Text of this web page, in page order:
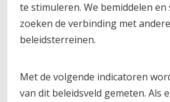
te stimuleren. We bemiddelen en
zoeken de verbinding met
beleidsterreinen.
Met de volgende indicatoren
van dit beleidsveld gemeten. Als